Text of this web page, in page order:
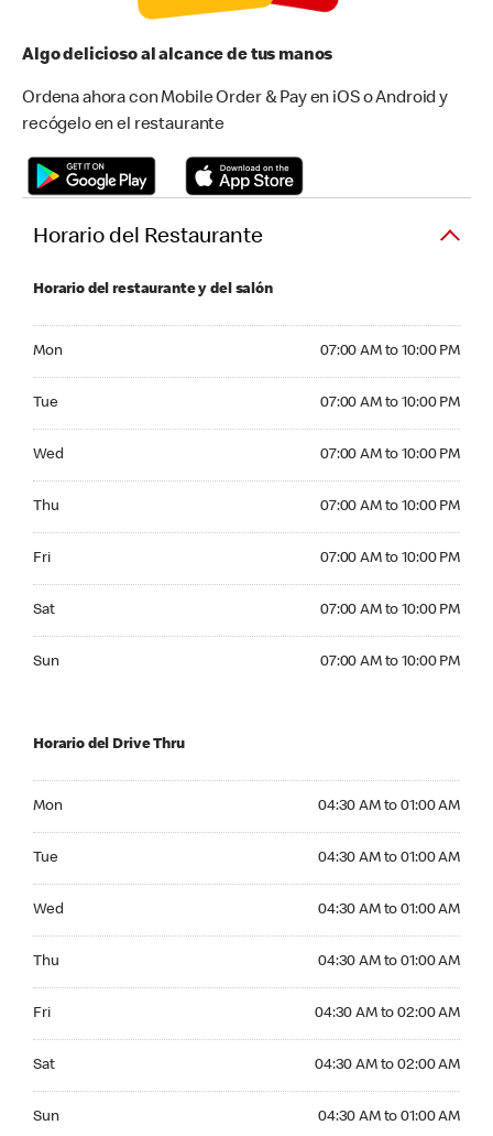
Algo delicioso al alcance de tus manos
Ordena ahora con Mobile Order & Pay en iOS o Android y
recógelo en el restaurante
Horario del Restaurante
Horario del restaurante y del salón
Mon 07:00 AM to 10:00 PM
Tue 07:00 AM to 10:00 PM
Wed 07:00 AM to 10:00 PM
Thu 07:00 AM to 10:00 PM
Fri 07:00 AM to 10:00 PM
Sat 07:00 AM to 10:00 PM
Sun 07:00 AM to 10:00 PM
Horario del Drive Thru
Mon 04:30 AM to 01:00 AM
Tue 04:30 AM to 01:00 AM
Wed 04:30 AM to 01:00 AM
Thu 04:30 AM to 01:00 AM
Fri 04:30 AM to 02:00 AM
Sat 04:30 AM to 02:00 AM
Sun 04:30 AM to 01:00 AM